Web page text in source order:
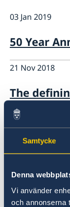
Samtycke
Denna
Vi använder
och annonserna
News
03 Jan 2019
50 Year
21 Nov 2018
The
the way
residence
08 Jun 2018